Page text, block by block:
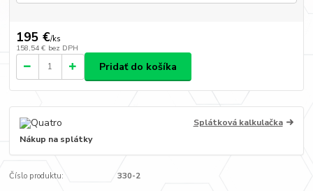
195 €/ks
158,54 € bez DPH
Pridať do košíka
Splátková kalkulačka
Nákup na splátky
Číslo produktu: 330-2